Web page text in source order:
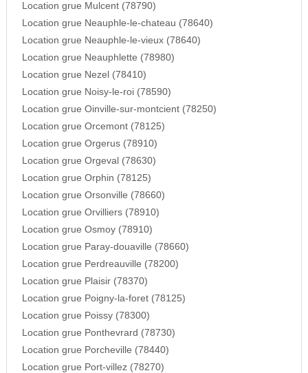
Location grue Mulcent (78790)
Location grue Neauphle-le-chateau (78640)
Location grue Neauphle-le-vieux (78640)
Location grue Neauphlette (78980)
Location grue Nezel (78410)
Location grue Noisy-le-roi (78590)
Location grue Oinville-sur-montcient (78250)
Location grue Orcemont (78125)
Location grue Orgerus (78910)
Location grue Orgeval (78630)
Location grue Orphin (78125)
Location grue Orsonville (78660)
Location grue Orvilliers (78910)
Location grue Osmoy (78910)
Location grue Paray-douaville (78660)
Location grue Perdreauville (78200)
Location grue Plaisir (78370)
Location grue Poigny-la-foret (78125)
Location grue Poissy (78300)
Location grue Ponthevrard (78730)
Location grue Porcheville (78440)
Location grue Port-villez (78270)